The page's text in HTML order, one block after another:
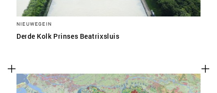
NIEUWEGEIN
Derde Kolk Prinses Beatrixsluis